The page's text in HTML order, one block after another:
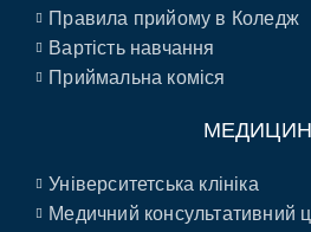
Правила прийому в Коледж
Вартість навчання
Приймальна коміся
Університетська клініка
Медичний консультативний